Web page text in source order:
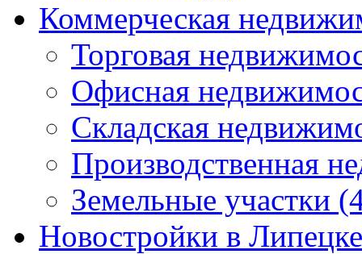
Коммерческая
Торговая
Офисная
Складская
Производственная
Земельные участки
Новостройки в Липецке